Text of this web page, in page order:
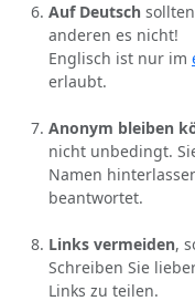
Auf Deutsch
anderen es nicht!
Englisch ist nur im
erlaubt.
Anonym bleiben
nicht unbedingt.
Namen
beantwortet.
Links vermeiden,
Schreiben Sie
Links zu teilen.